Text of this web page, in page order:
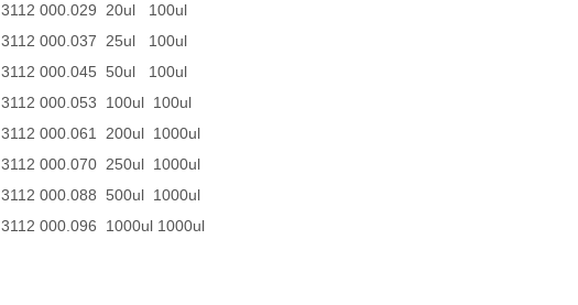
3112 000.029 20ul 100ul
3112 000.037 25ul 100ul
3112 000.045 50ul 100ul
3112 000.053 100ul 100ul
3112 000.061 200ul 1000ul
3112 000.070 250ul 1000ul
3112 000.088 500ul 1000ul
3112 000.096 1000ul 1000ul